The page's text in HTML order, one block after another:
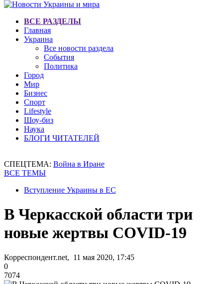
ВСЕ РАЗДЕЛЫ
Главная
Украина
Все новости раздела
События
Политика
Город
Мир
Бизнес
Спорт
Lifestyle
Шоу-биз
Наука
БЛОГИ ЧИТАТЕЛЕЙ
СПЕЦТЕМА: Война в Иране
ВСЕ ТЕМЫ
Вступление Украины в ЕС
В Черкасской области три
новые жертвы COVID-19
Корреспондент.net, 11 мая 2020, 17:45
0
7074